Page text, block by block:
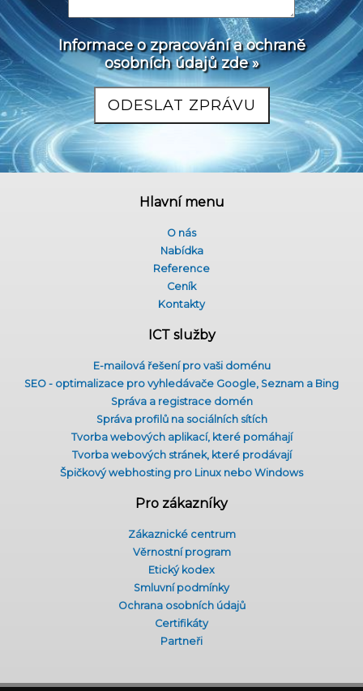
Informace o zpracování a ochraně
osobních údajů zde »
Hlavní menu
O nás
Nabídka
Reference
Ceník
Kontakty
ICT služby
E-mailová řešení pro vaši doménu
SEO - optimalizace pro vyhledávače Google, Seznam a Bing
Správa a registrace domén
Správa profilů na sociálních sítích
Tvorba webových aplikací, které pomáhají
Tvorba webových stránek, které prodávají
Špičkový webhosting pro Linux nebo Windows
Pro zákazníky
Zákaznické centrum
Věrnostní program
Etický kodex
Smluvní podmínky
Ochrana osobních údajů
Certifikáty
Partneři